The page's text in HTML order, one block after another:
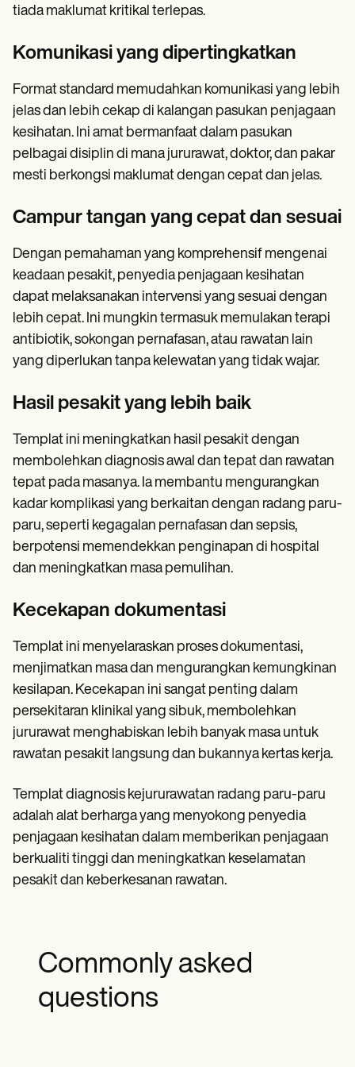
tiada maklumat kritikal terlepas.
Komunikasi yang dipertingkatkan
Format standard memudahkan komunikasi yang lebih
jelas dan lebih cekap di kalangan pasukan penjagaan
kesihatan. Ini amat bermanfaat dalam pasukan
pelbagai disiplin di mana jururawat, doktor, dan pakar
mesti berkongsi maklumat dengan cepat dan jelas.
Campur tangan yang cepat dan sesuai
Dengan pemahaman yang komprehensif mengenai
keadaan pesakit, penyedia penjagaan kesihatan
dapat melaksanakan intervensi yang sesuai dengan
lebih cepat. Ini mungkin termasuk memulakan terapi
antibiotik, sokongan pernafasan, atau rawatan lain
yang diperlukan tanpa kelewatan yang tidak wajar.
Hasil pesakit yang lebih baik
Templat ini meningkatkan hasil pesakit dengan
membolehkan diagnosis awal dan tepat dan rawatan
tepat pada masanya. Ia membantu mengurangkan
kadar komplikasi yang berkaitan dengan radang paru-
paru, seperti kegagalan pernafasan dan sepsis,
berpotensi memendekkan penginapan di hospital
dan meningkatkan masa pemulihan.
Kecekapan dokumentasi
Templat ini menyelaraskan proses dokumentasi,
menjimatkan masa dan mengurangkan kemungkinan
kesilapan. Kecekapan ini sangat penting dalam
persekitaran klinikal yang sibuk, membolehkan
jururawat menghabiskan lebih banyak masa untuk
rawatan pesakit langsung dan bukannya kertas kerja.
Templat diagnosis kejururawatan radang paru-paru
adalah alat berharga yang menyokong penyedia
penjagaan kesihatan dalam memberikan penjagaan
berkualiti tinggi dan meningkatkan keselamatan
pesakit dan keberkesanan rawatan.
Commonly asked
questions